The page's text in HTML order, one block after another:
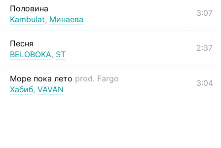
Половина
Kambulat, Минаева
3:07
Песня
BELOBOKA, ST
2:37
Море пока лето prod. Fargo
Хабиб, VAVAN
3:04